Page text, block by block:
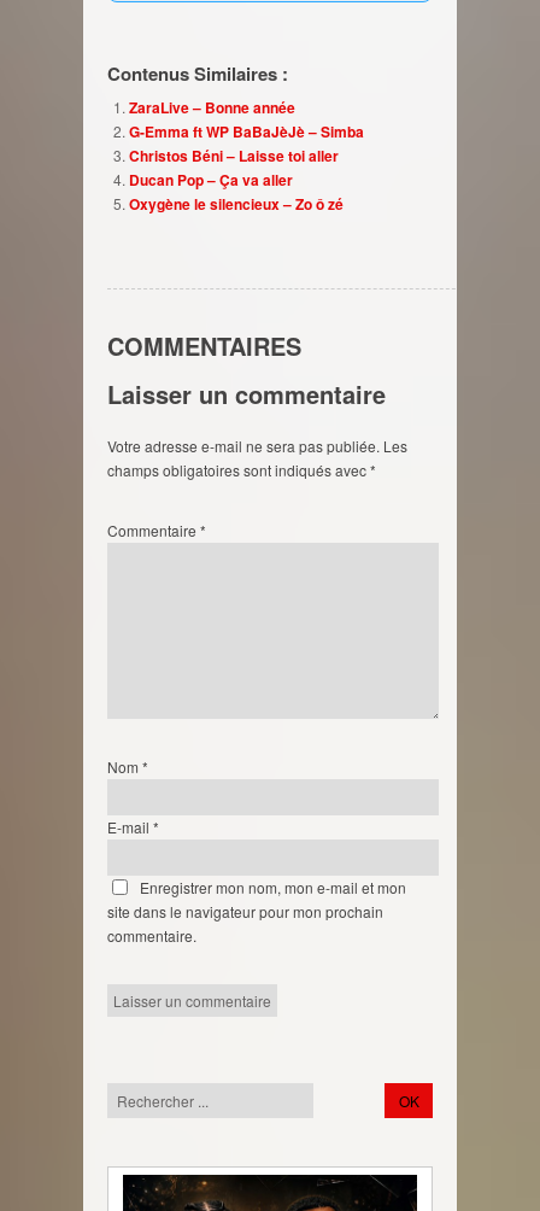
Contenus Similaires :
ZaraLive – Bonne année
G-Emma ft WP BaBaJèJè – Simba
Christos Béni – Laisse toi aller
Ducan Pop – Ça va aller
Oxygène le silencieux – Zo ô zé
COMMENTAIRES
Laisser un commentaire
Votre adresse e-mail ne sera pas publiée. Les
champs obligatoires sont indiqués avec*
Commentaire *
Nom *
E-mail *
Enregistrer mon nom, mon e-mail et mon
site dans le navigateur pour mon prochain
commentaire.